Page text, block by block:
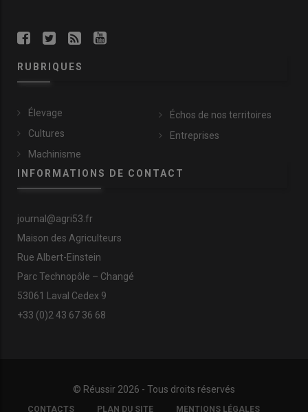
RUBRIQUES
Élevage
Cultures
Machinisme
Échos de nos territoires
Entreprises
INFORMATIONS DE CONTACT
journal@agri53.fr
Maison des Agriculteurs
Rue Albert-Einstein
Parc Technopôle – Changé
53061 Laval Cedex 9
+33 (0)2 43 67 36 68
© Réussir 2026 - Tous droits réservés
FOOTER
CONTACTS PLAN DU SITE MENTIONS LÉGALES